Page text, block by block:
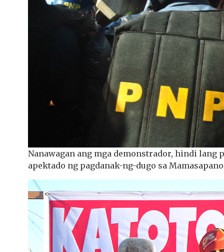
Nanawagan ang mga demonstrador, hindi lang
apektado ng pagdanak-ng-dugo sa